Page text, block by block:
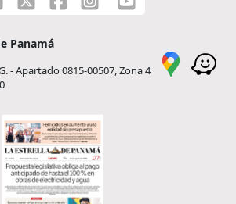
Panamá
- Apartado 0815-00507, Zona 4